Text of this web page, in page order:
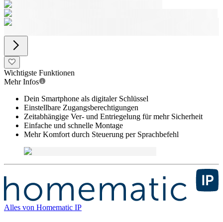
Wichtigste Funktionen
Mehr Infos
Dein Smartphone als digitaler Schlüssel
Einstellbare Zugangsberechtigungen
Zeitabhängige Ver- und Entriegelung für mehr Sicherheit
Einfache und schnelle Montage
Mehr Komfort durch Steuerung per Sprachbefehl
Alles von Homematic IP